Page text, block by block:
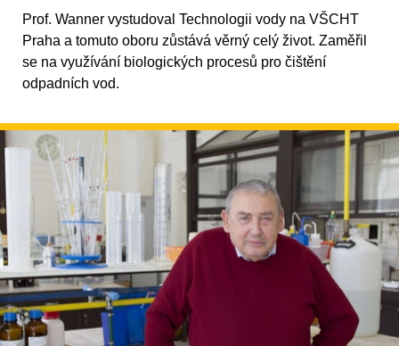
Prof. Wanner vystudoval Technologii vody na VŠCHT
Praha a tomuto oboru zůstává věrný celý život. Zaměřil
se na využívání biologických procesů pro čištění
odpadních vod.